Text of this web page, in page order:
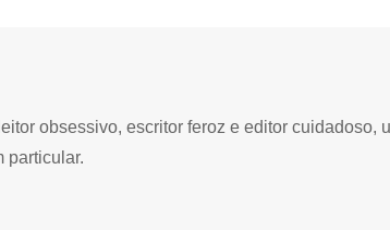
obsessivo, escritor feroz e editor cuidadoso,
particular.